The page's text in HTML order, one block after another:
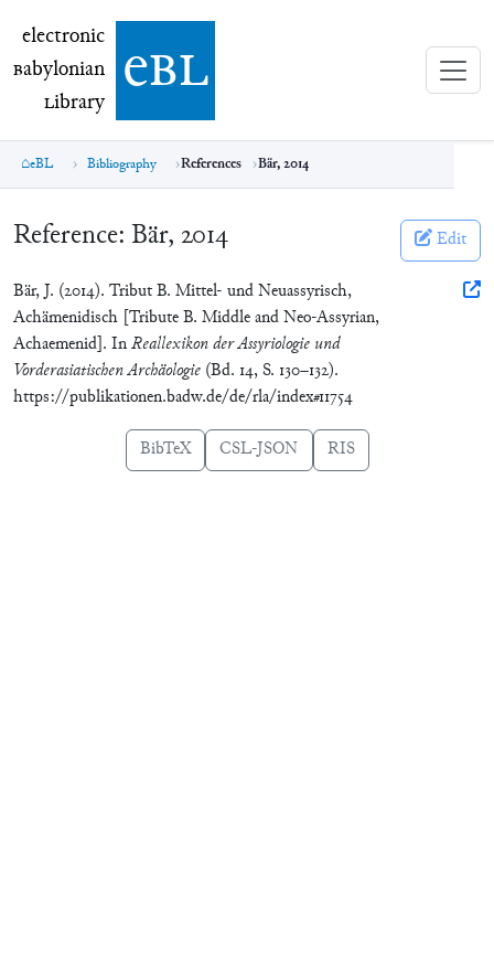
electronic Babylonian Library (eBL)
electronic
Babylonian
Library ebl
eBL Bibliography References Bär, 2014
Reference: Bär, 2014 Edit
Bär, J. (2014). Tribut B. Mittel- und Neuassyrisch,
Achämenidisch [Tribute B. Middle and Neo-Assyrian,
Achaemenid]. InReallexikon der Assyriologie und
Vorderasiatischen Archäologie (Bd. 14, S. 130–132).
https://publikationen.badw.de/de/rla/index#11754
BibTeX CSL-JSON RIS